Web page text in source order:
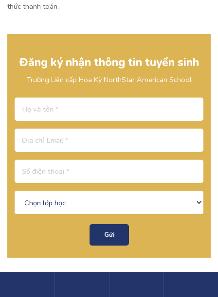
thức thanh toán.
Đăng ký nhận thông tin tuyển sinh
Trường Liên cấp Hoa Kỳ NorthStar American School
Gửi